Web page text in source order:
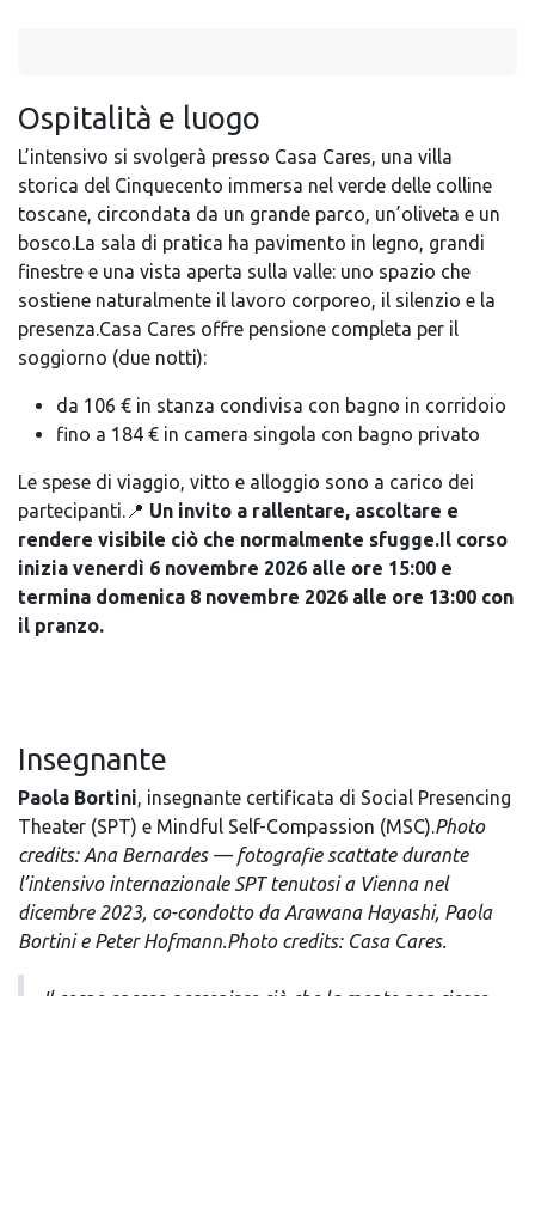
Ospitalità e luogo
L’intensivo si svolgerà presso Casa Cares, una villa
storica del Cinquecento immersa nel verde delle colline
toscane, circondata da un grande parco, un’oliveta e un
bosco.La sala di pratica ha pavimento in legno, grandi
finestre e una vista aperta sulla valle: uno spazio che
sostiene naturalmente il lavoro corporeo, il silenzio e la
presenza.Casa Cares offre pensione completa per il
soggiorno (due notti):
da 106 € in stanza condivisa con bagno in corridoio
fino a 184 € in camera singola con bagno privato
Le spese di viaggio, vitto e alloggio sono a carico dei
partecipanti.📍 Un invito a rallentare, ascoltare e
rendere visibile ciò che normalmente sfugge.Il corso
inizia venerdì 6 novembre 2026 alle ore 15:00 e
termina domenica 8 novembre 2026 alle ore 13:00 con
il pranzo.
Insegnante
Paola Bortini, insegnante certificata di Social Presencing
Theater (SPT) e Mindful Self-Compassion (MSC).Photo
credits: Ana Bernardes — fotografie scattate durante
l’intensivo internazionale SPT tenutosi a Vienna nel
dicembre 2023, co-condotto da Arawana Hayashi, Paola
Bortini e Peter Hofmann.Photo credits: Casa Cares.
Il corpo spesso percepisce ciò che la mente non riesce